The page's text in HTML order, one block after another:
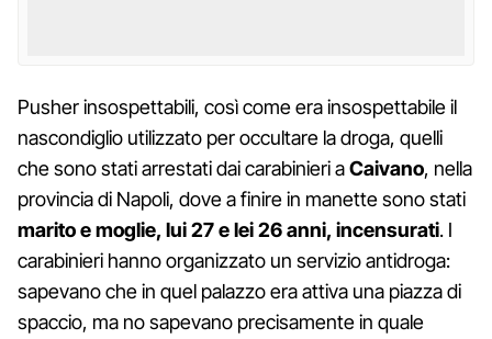
Pusher insospettabili, così come era insospettabile il
nascondiglio utilizzato per occultare la droga, quelli
che sono stati arrestati dai carabinieri aCaivano, nella
provincia di Napoli, dove a finire in manette sono stati
marito e moglie, lui 27 e lei 26 anni, incensurati. I
carabinieri hanno organizzato un servizio antidroga:
sapevano che in quel palazzo era attiva una piazza di
spaccio, ma no sapevano precisamente in quale